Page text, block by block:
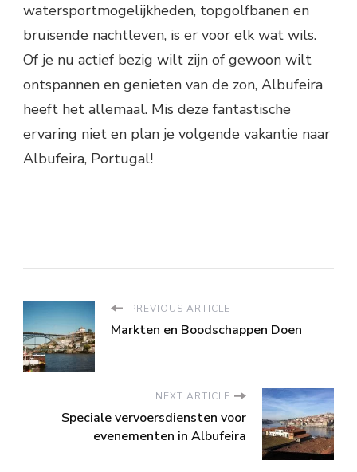
watersportmogelijkheden, topgolfbanen en
bruisende nachtleven, is er voor elk wat wils.
Of je nu actief bezig wilt zijn of gewoon wilt
ontspannen en genieten van de zon, Albufeira
heeft het allemaal. Mis deze fantastische
ervaring niet en plan je volgende vakantie naar
Albufeira, Portugal!
PREVIOUS ARTICLE
Markten en Boodschappen Doen
NEXT ARTICLE
Speciale vervoersdiensten voor
evenementen in Albufeira